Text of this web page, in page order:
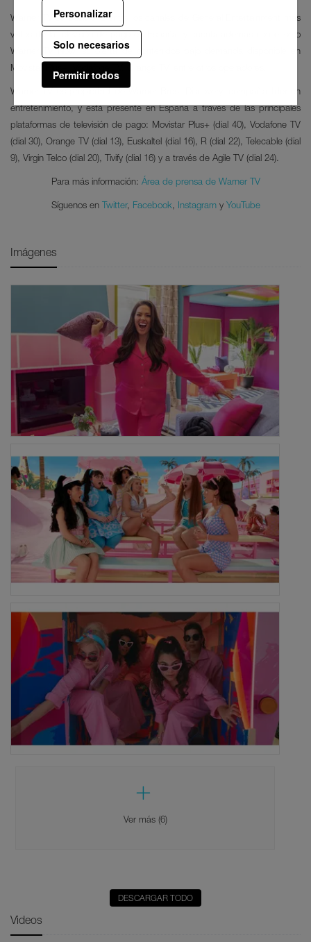
Personalizar
Solo necesarios
Permitir todos
Warner TV se posiciona entre los canales de General Entertainment más
vistos de la televisión de pago en España, y cuenta además con el sello
Warner TV Now, su oferta de contenidos bajo demanda disponible en
Movistar Plus+, Vodafone TV, Orange TV, entre otros operadores.
Warner TV es propiedad de Warner Bros. Discovery, compañía líder en
entretenimiento, y está presente en España a través de las principales
plataformas de televisión de pago: Movistar Plus+ (dial 40), Vodafone TV
(dial 30), Orange TV (dial 13), Euskaltel (dial 16), R (dial 22), Telecable (dial
9), Virgin Telco (dial 20), Tivify (dial 16) y a través de Agile TV (dial 24).
Para más información: Área de prensa de Warner TV
Síguenos en Twitter, Facebook, Instagramy YouTube
Imágenes
Ver más (6)
DESCARGAR TODO
Videos